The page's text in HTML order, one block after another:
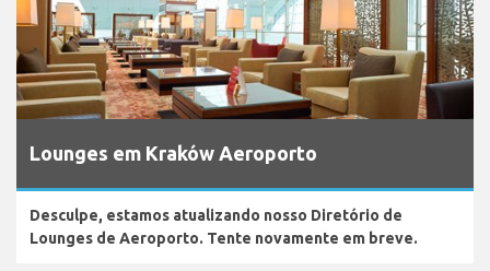
Lounges em Kraków Aeroporto
Desculpe, estamos atualizando nosso Diretório de
Lounges de Aeroporto. Tente novamente em breve.